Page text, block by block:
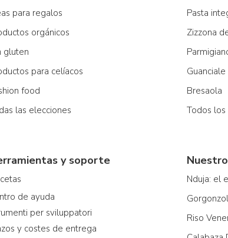
para regalos
orgánicos
gluten
para celíacos
food
las elecciones
Pasta
Zizzona
Guanciale
Bresaola
Todos
y soporte
de ayuda
per sviluppatori
y costes de entrega
Nduja: el
Riso